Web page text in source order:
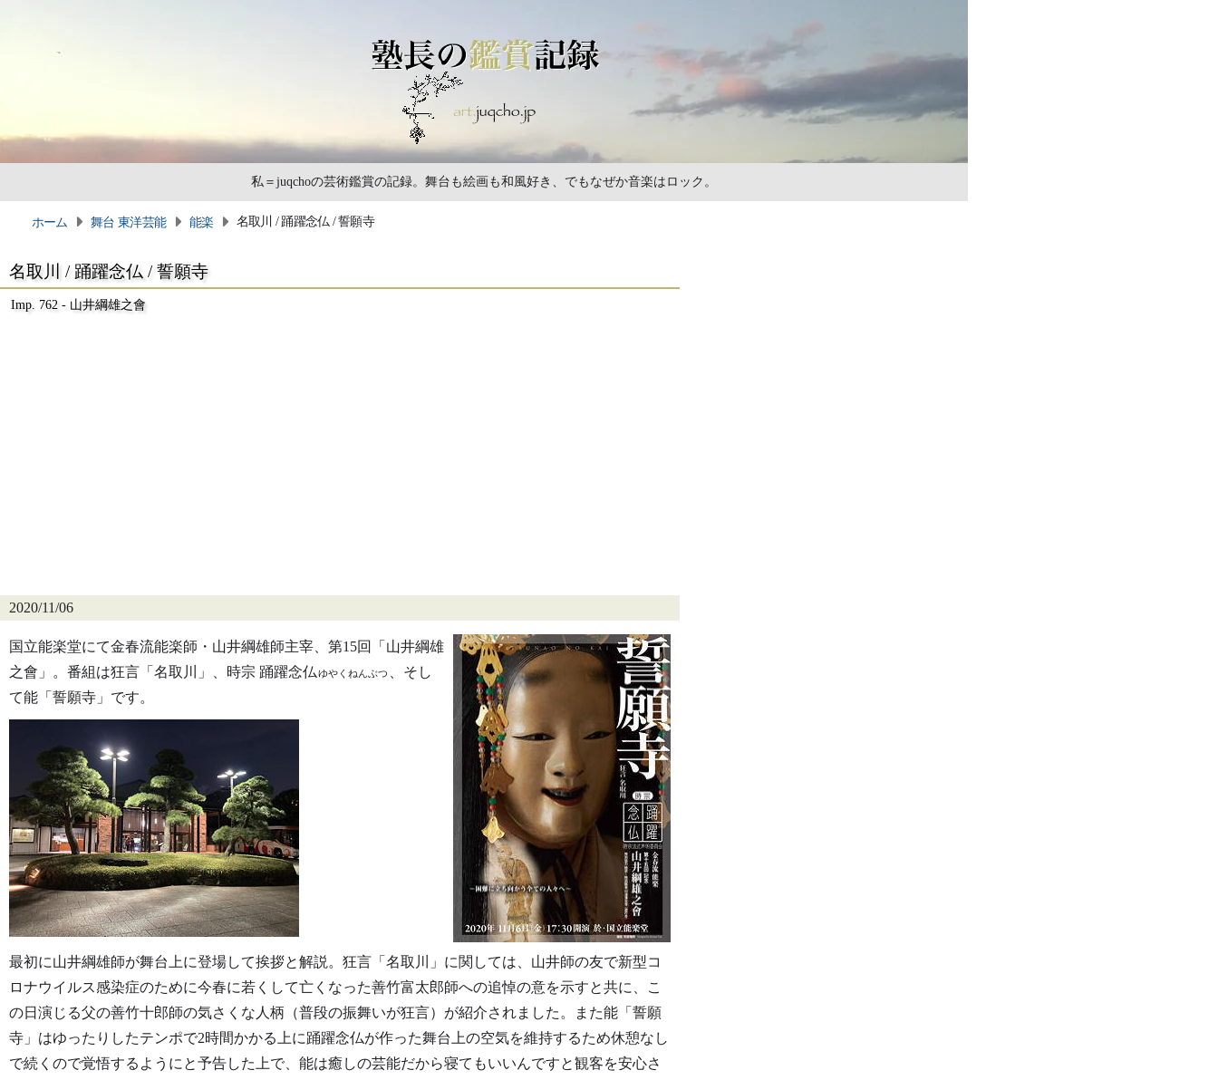
私＝juqchoの芸術鑑賞の記録。舞台も絵画も和風好き、でもなぜか音楽はロック。
ホーム 舞台 東洋芸能 能楽 名取川 / 踊躍念仏 / 誓願寺
名取川 / 踊躍念仏 / 誓願寺
Imp. 762 - 山井綱雄之會
2020/11/06
国立能楽堂にて金春流能楽師・山井綱雄師主宰、第15回「山井綱雄
之會」。番組は狂言「名取川」、時宗 踊躍念仏ゆやくねんぶつ
、そし
て能「誓願寺」です。
最初に山井綱雄師が舞台上に登場して挨拶と解説。狂言「名取川」に関しては、山井師の友で新型コ
ロナウイルス感染症のために今春に若くして亡くなった善竹富太郎師への追悼の意を示すと共に、こ
の日演じる父の善竹十郎師の気さくな人柄（普段の振舞いが狂言）が紹介されました。また能「誓願
寺」はゆったりしたテンポで2時間かかる上に踊躍念仏が作った舞台上の空気を維持するため休憩なし
で続くので覚悟するようにと予告した上で、能は癒しの芸能だから寝てもいいんですと観客を安心さ